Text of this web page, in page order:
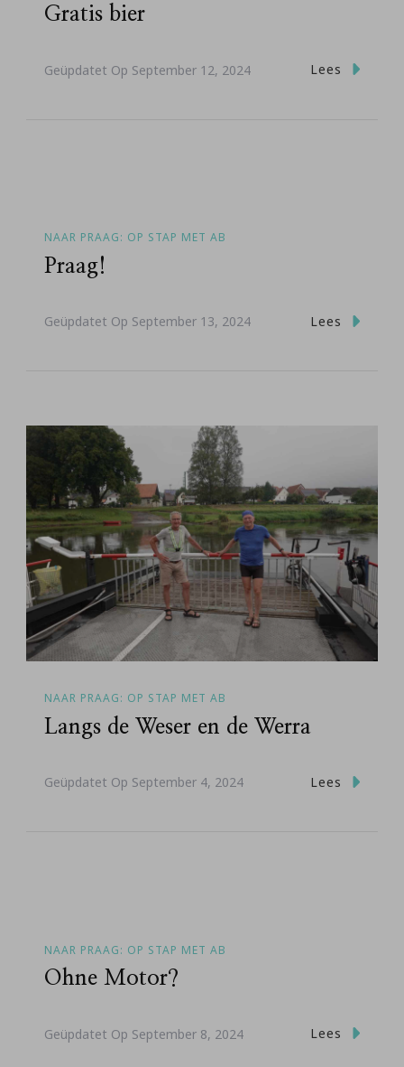
Gratis bier
Geüpdatet Op September 12, 2024 Lees
NAAR PRAAG: OP STAP MET AB
Praag!
Geüpdatet Op September 13, 2024 Lees
NAAR PRAAG: OP STAP MET AB
Langs de Weser en de Werra
Geüpdatet Op September 4, 2024 Lees
NAAR PRAAG: OP STAP MET AB
Ohne Motor?
Geüpdatet Op September 8, 2024 Lees